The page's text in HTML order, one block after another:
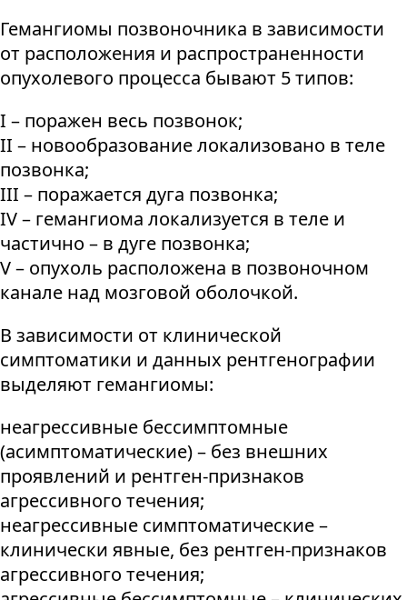
Гемангиомы позвоночника в зависимости
от расположения и распространенности
опухолевого процесса бывают 5 типов:
I – поражен весь позвонок;
II – новообразование локализовано в теле
позвонка;
III – поражается дуга позвонка;
IV – гемангиома локализуется в теле и
частично – в дуге позвонка;
V – опухоль расположена в позвоночном
канале над мозговой оболочкой.
В зависимости от клинической
симптоматики и данных рентгенографии
выделяют гемангиомы:
неагрессивные бессимптомные
(асимптоматические) – без внешних
проявлений и рентген-признаков
агрессивного течения;
неагрессивные симптоматические –
клинически явные, без рентген-признаков
агрессивного течения;